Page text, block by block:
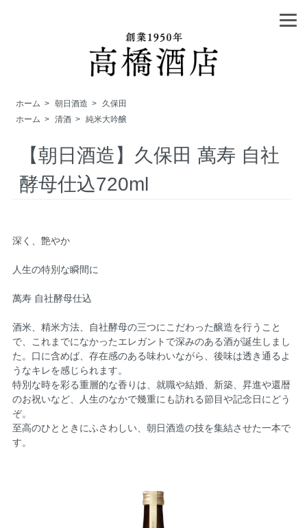
ホーム > 朝日酒造 >
久保田
ホーム > 清酒 > 純米大吟醸
【朝日酒造】久保田 萬寿 自社
酵母仕込720ml
深く、艶やか
人生の特別な瞬間に
萬寿 自社酵母仕込
酒米、精米方法、自社酵母の三つにこだわった醸造を行うこと
で、これまでになかったエレガントで深みのある酒が誕生しまし
た。口に含めば、存在感のある味わいながら、後味は透き通るよ
うなキレを感じられます。
特別な時を彩る重層的な香りは、就職や結婚、新築、昇進や還暦
のお祝いなど、人生のなかで幾重にも訪れる節目や記念日にどう
ぞ。
至高のひとときにふさわしい、朝日酒造の技を集結させた一本で
す。